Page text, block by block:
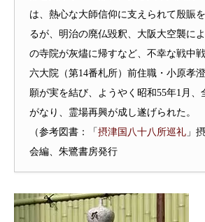
は、熱心な大師信仰に支えられて殷賑
るが、明治の廃仏毀釈、大阪大空襲に
の寺院が灰燼に帰すなど、不幸な戦中
六大院（第14番札所）前住職・小原孝
願が実を結び、ようやく昭和55年1月、
がなり、霊場再興が成し遂げられた。
（参考図書：「 摂津国八十八所巡礼 」
会編、朱鷺書房発行